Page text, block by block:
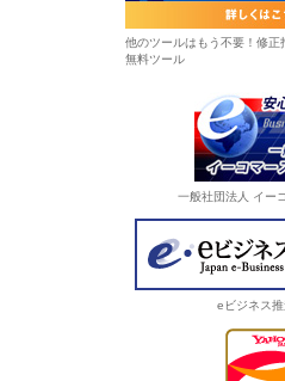
他のツールはもう不要！修正
無料ツール
一般社団法人 イー
eビジネス